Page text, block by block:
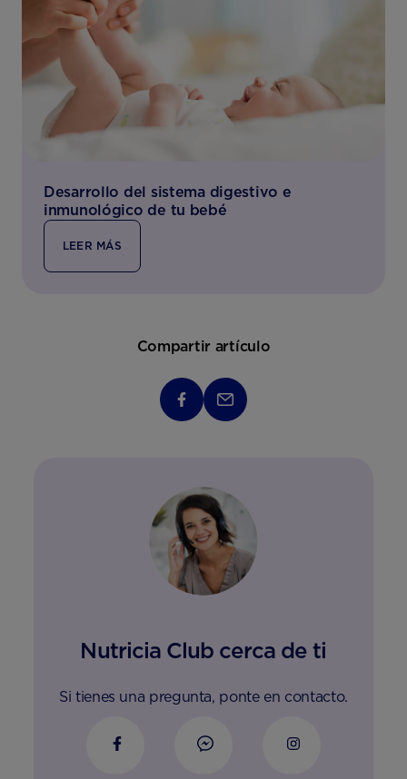
Desarrollo del sistema digestivo e
inmunológico de tu bebé
LEER MÁS
Compartir artículo
Nutricia Club cerca de ti
Si tienes una pregunta, ponte en contacto.